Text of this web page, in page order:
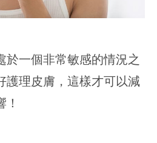
於一個非常敏感的情況之
護理皮膚，這樣才可以減